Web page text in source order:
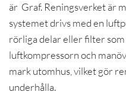
är Graf. Reningsverket är
systemet drivs med en
rörliga delar eller filter
luftkompressorn och
mark utomhus, vilket gör
underhålla.